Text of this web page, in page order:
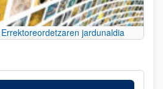
jardunaldia